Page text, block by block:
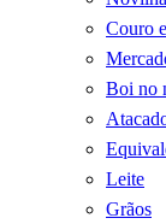
Couro
Boi no
Leite
Grãos